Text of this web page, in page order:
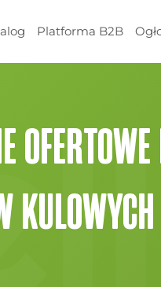
Platforma B2B